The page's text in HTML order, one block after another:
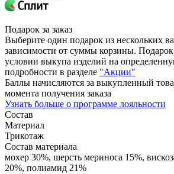
Подарок за заказ
Выберите один подарок из нескольких
зависимости от суммы корзины. Подарок
условии выкупа изделий на
подробности в разделе "Акции"
Баллы начисляются за выкупленный
момента получения заказа
Узнать больше о программе лояльности
Состав
Материал
Трикотаж
Состав материала
мохер 30%, шерсть мериноса 15%,
20%, полиамид 21%